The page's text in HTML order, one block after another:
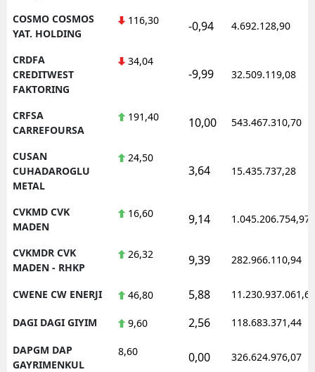
COSMO COSMOS
YAT. HOLDING
116,30 -0,94 4.692.128,90
CRDFA
CREDITWEST
FAKTORING
34,04
-9,99 32.509.119,08
CRFSA
CARREFOURSA
191,40 10,00 543.467.310,70
CUSAN
CUHADAROGLU
METAL
24,50
3,64 15.435.737,28
CVKMD CVK
MADEN
16,60 9,14 1.045.206.754,97
CVKMDR CVK
MADEN - RHKP
26,32 9,39 282.966.110,94
CWENE CW ENERJI 46,80 5,88 11.230.937.061,62
DAGI DAGI GIYIM 9,60 2,56 118.683.371,44
DAPGM DAP
GAYRIMENKUL
8,60 0,00 326.624.976,07